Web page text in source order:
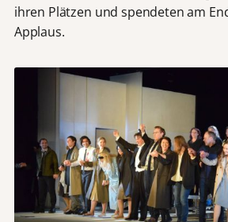
ihren Plätzen und spendeten am
Applaus.